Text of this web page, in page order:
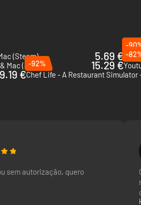
(Steam)
5.69 €
-
Mac (Steam)
15.29 €
-
9.19 €
-92%
Chef Life - A Restaurant Simulator
sem autorização, quero